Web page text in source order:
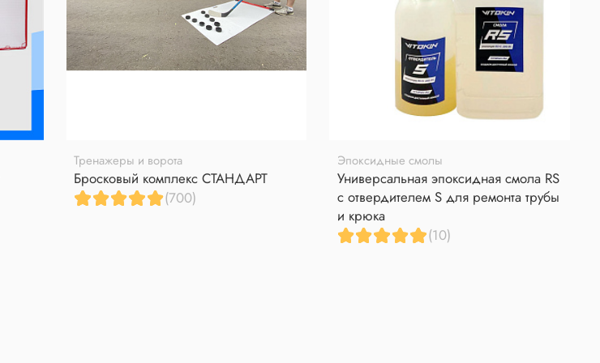
Тренажеры и ворота
Бросковый комплекс СТАНДАРТ
(700)
Эпоксидные смолы
Универсальная эпоксидная смола RS
с отвердителем S для ремонта трубы
и крюка
(10)